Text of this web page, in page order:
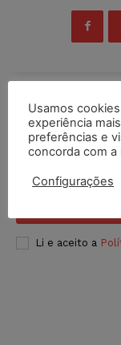
Inscreva-se
Li e aceito a
Usamos
experiência
preferências e
concorda com a
Configurações